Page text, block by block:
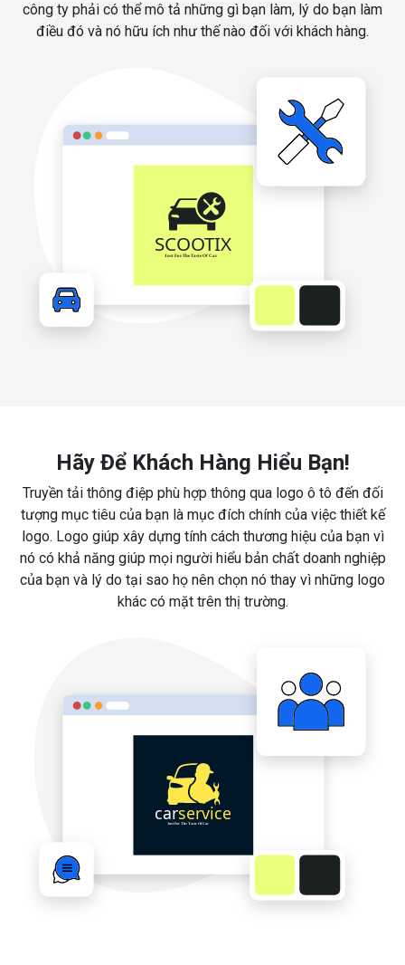
công ty phải có thể mô tả những gì bạn làm, lý do bạn làm
điều đó và nó hữu ích như thế nào đối với khách hàng.
Hãy Để Khách Hàng Hiểu Bạn!
Truyền tải thông điệp phù hợp thông qua logo ô tô đến đối
tượng mục tiêu của bạn là mục đích chính của việc thiết kế
logo. Logo giúp xây dựng tính cách thương hiệu của bạn vì
nó có khả năng giúp mọi người hiểu bản chất doanh nghiệp
của bạn và lý do tại sao họ nên chọn nó thay vì những logo
khác có mặt trên thị trường.